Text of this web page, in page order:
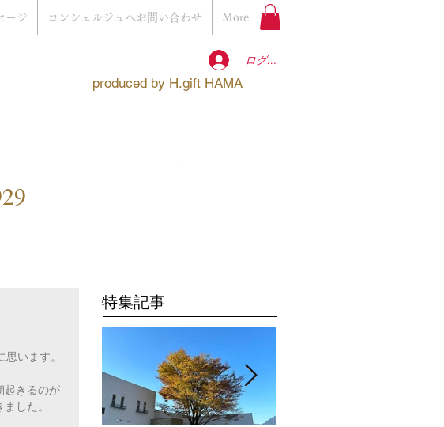
ージ コンシェルジュへお問い合わせ More
produced by H.gift HAMA
ログイン
います。
起きるのが
した。
特集記事